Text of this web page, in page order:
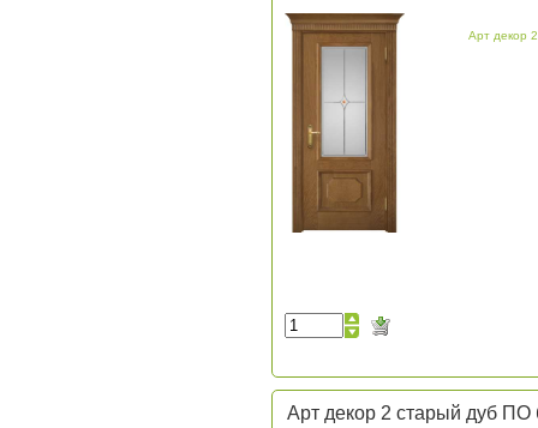
Арт декор 2
Арт декор 2 старый дуб ПО